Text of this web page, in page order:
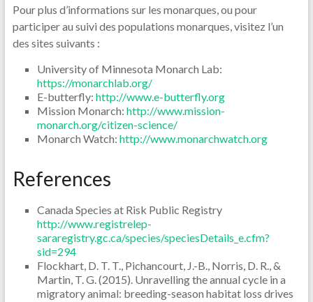
Pour plus d’informations sur les monarques, ou pour
participer au suivi des populations monarques, visitez l’un
des sites suivants :
University of Minnesota Monarch Lab:
https://monarchlab.org/
E-butterfly: http://www.e-butterfly.org
Mission Monarch: http://www.mission-
monarch.org/citizen-science/
Monarch Watch: http://www.monarchwatch.org
References
Canada Species at Risk Public Registry
http://www.registrelep-
sararegistry.gc.ca/species/speciesDetails_e.cfm?
sid=294
Flockhart, D. T. T., Pichancourt, J.-B., Norris, D. R., &
Martin, T. G. (2015). Unravelling the annual cycle in a
migratory animal: breeding-season habitat loss drives